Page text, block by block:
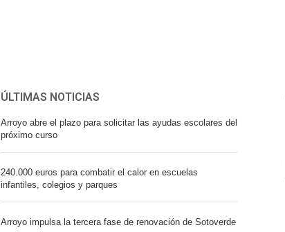
ÚLTIMAS NOTICIAS
Arroyo abre el plazo para solicitar las ayudas escolares del
próximo curso
240.000 euros para combatir el calor en escuelas
infantiles, colegios y parques
Arroyo impulsa la tercera fase de renovación de Sotoverde